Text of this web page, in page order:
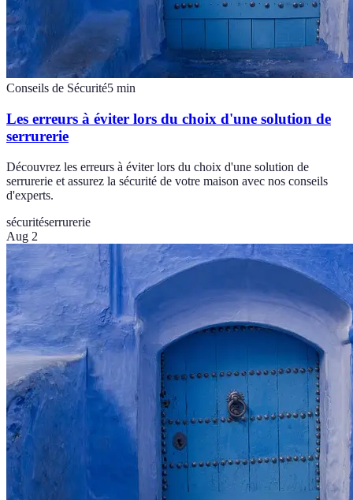
Conseils de Sécurité5 min
Les erreurs à éviter lors du choix d'une solution de
serrurerie
Découvrez les erreurs à éviter lors du choix d'une solution de
serrurerie et assurez la sécurité de votre maison avec nos conseils
d'experts.
sécuritéserrurerie
Aug 2